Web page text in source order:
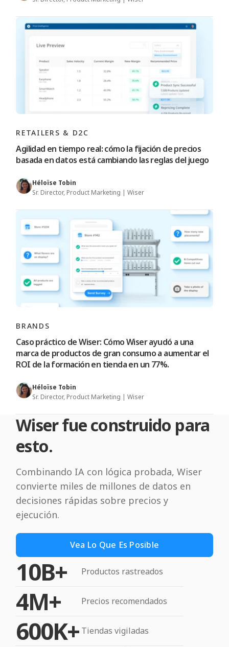
RETAILERS & D2C
Agilidad en tiempo real: cómo la fijación de precios
basada en datos está cambiando las reglas del juego
Héloïse Tobin
Sr. Director, Product Marketing | Wiser
BRANDS
Caso práctico de Wiser: Cómo Wiser ayudó a una
marca de productos de gran consumo a aumentar el
ROI de la formación en tienda en un 77%.
Héloïse Tobin
Sr. Director, Product Marketing | Wiser
Wiser fue construido para
esto.
Combinando IA con lógica probada, Wiser
convierte miles de millones de datos en
decisiones rápidas sobre precios y
ejecución.
Vea Lo Que Es Posible
10B+ Productos rastreados
4M+ Precios recomendados
600K+ Tiendas vigiladas